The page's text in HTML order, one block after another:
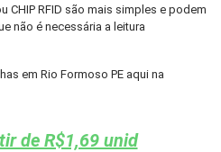
CHIP RFID são mais simples e podem
não é necessária a leitura
em Rio Formoso PE aqui na
de R$1,69 unid